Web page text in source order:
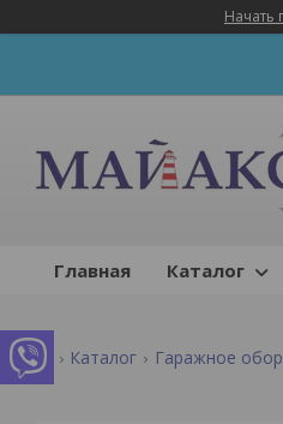
Начать
Главная Каталог
Каталог Гаражное